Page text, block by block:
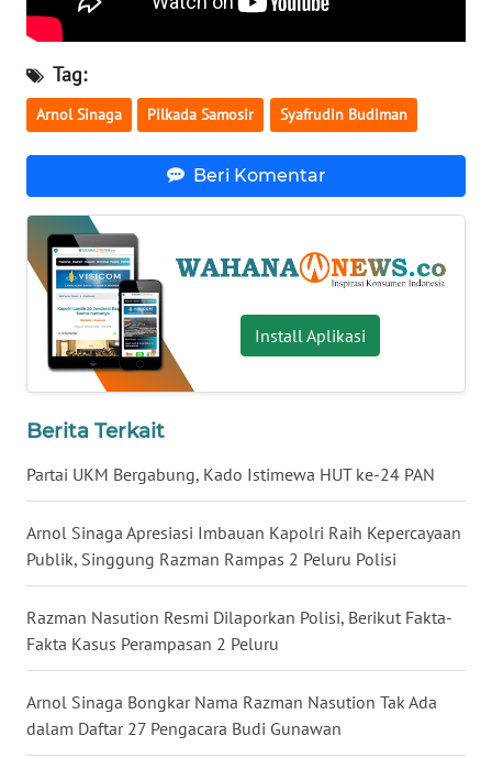
Tag:
Arnol Sinaga Pilkada Samosir Syafrudin Budiman
Beri Komentar
Install Aplikasi
Berita Terkait
Partai UKM Bergabung, Kado Istimewa HUT ke-24 PAN
Arnol Sinaga Apresiasi Imbauan Kapolri Raih Kepercayaan
Publik, Singgung Razman Rampas 2 Peluru Polisi
Razman Nasution Resmi Dilaporkan Polisi, Berikut Fakta-
Fakta Kasus Perampasan 2 Peluru
Arnol Sinaga Bongkar Nama Razman Nasution Tak Ada
dalam Daftar 27 Pengacara Budi Gunawan
WN
KEPRI
WN
PAPUA
WN
RIAU
WN
SERAMBI
JAMBI
WN
SULTRA
WN
NTB
WN